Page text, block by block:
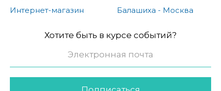
Интернет-магазин
Балашиха - Москва
Хотите быть в курсе событий?